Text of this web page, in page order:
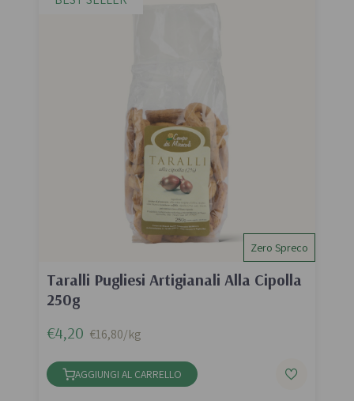
Zero Spreco
Taralli Pugliesi Artigianali Alla Cipolla
250g
€4,20 €16,80/kg
AGGIUNGI AL CARRELLO